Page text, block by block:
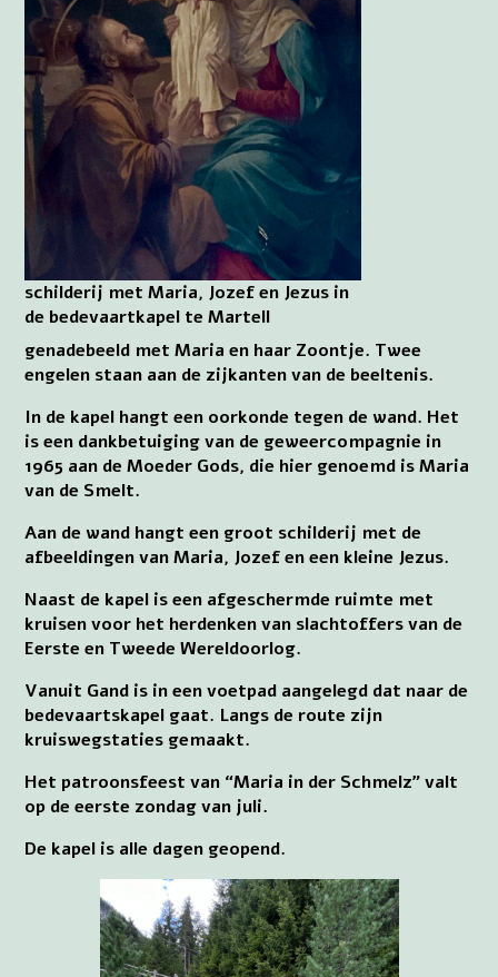
schilderij met Maria, Jozef en Jezus in
de bedevaartkapel te Martell
genadebeeld met Maria en haar Zoontje. Twee
engelen staan aan de zijkanten van de beeltenis.
In de kapel hangt een oorkonde tegen de wand. Het
is een dankbetuiging van de geweercompagnie in
1965 aan de Moeder Gods, die hier genoemd is Maria
van de Smelt.
Aan de wand hangt een groot schilderij met de
afbeeldingen van Maria, Jozef en een kleine Jezus.
Naast de kapel is een afgeschermde ruimte met
kruisen voor het herdenken van slachtoffers van de
Eerste en Tweede Wereldoorlog.
Vanuit Gand is in een voetpad aangelegd dat naar de
bedevaartskapel gaat. Langs de route zijn
kruiswegstaties gemaakt.
Het patroonsfeest van “Maria in der Schmelz” valt
op de eerste zondag van juli.
De kapel is alle dagen geopend.